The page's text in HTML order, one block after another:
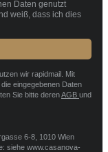
Daten genutzt
weiß, dass ich dies
wir rapidmail. Mit
eingegebenen Daten
Sie bitte derenAGB und
6-8, 1010 Wien
siehe www.casanova-